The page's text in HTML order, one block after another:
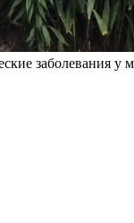
заболевания